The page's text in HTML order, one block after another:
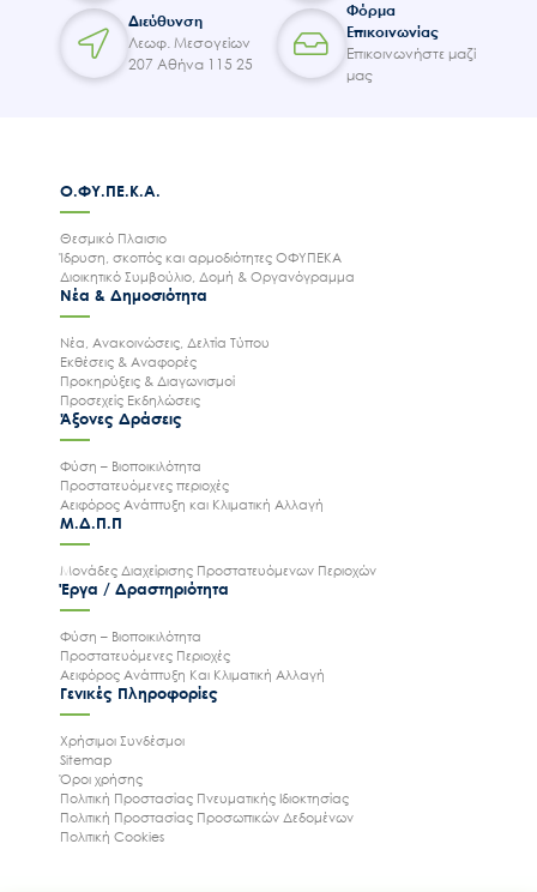
Επικοινωνία
Διεύθυνση
Λεωφ. Μεσογείων
207 Αθήνα 115 25
Φόρμα
Επικοινωνίας
Επικοινωνήστε μαζί
μας
Ο.ΦΥ.ΠΕ.Κ.Α.
Θεσμικό Πλαισιο
Ίδρυση, σκοπός και αρμοδιότητες ΟΦΥΠΕΚΑ
Διοικητικό Συμβούλιο, Δομή & Οργανόγραμμα
Νέα & Δημοσιότητα
Νέα, Ανακοινώσεις, Δελτία Τύπου
Εκθέσεις & Αναφορές
Προκηρύξεις & Διαγωνισμοί
Προσεχείς Εκδηλώσεις
Άξονες Δράσεις
Φύση – Βιοποικιλότητα
Προστατευόμενες περιοχές
Αειφόρος Ανάπτυξη και Κλιματική Αλλαγή
Μ.Δ.Π.Π
Μονάδες Διαχείρισης Προστατευόμενων Περιοχών
Έργα / Δραστηριότητα
Φύση – Βιοποικιλότητα
Προστατευόμενες Περιοχές
Αειφόρος Ανάπτυξη Και Κλιματική Αλλαγή
Γενικές Πληροφορίες
Χρήσιμοι Συνδέσμοι
Sitemap
Όροι χρήσης
Πολιτική Προστασίας Πνευματικής Ιδιοκτησίας
Πολιτική Προστασίας Προσωπικών Δεδομένων
Πολιτική Cookies